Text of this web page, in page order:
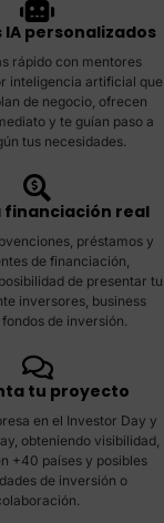
personalizados
rápido con mentores
inteligencia artificial que
de negocio, ofrecen
y te guían paso a
tus necesidades.
financiación real
préstamos y
de financiación,
de presentar tu
inversores, business
de inversión.
tu proyecto
en el Investor Day y
obteniendo visibilidad,
+40 países y posibles
de inversión o